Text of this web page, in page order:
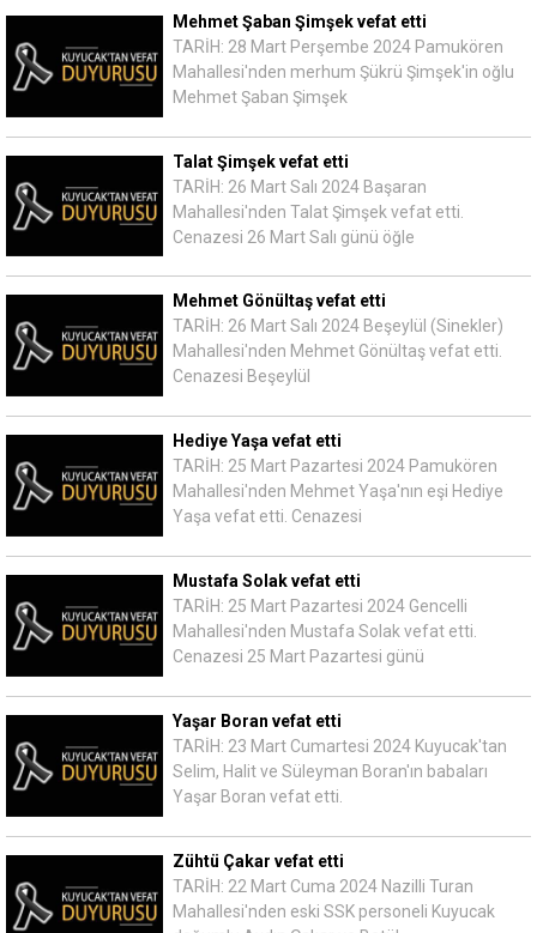
Mehmet Şaban Şimşek vefat etti
TARİH: 28 Mart Perşembe 2024 Pamukören
Mahallesi'nden merhum Şükrü Şimşek'in oğlu
Mehmet Şaban Şimşek
Talat Şimşek vefat etti
TARİH: 26 Mart Salı 2024 Başaran
Mahallesi'nden Talat Şimşek vefat etti.
Cenazesi 26 Mart Salı günü öğle
Mehmet Gönültaş vefat etti
TARİH: 26 Mart Salı 2024 Beşeylül (Sinekler)
Mahallesi'nden Mehmet Gönültaş vefat etti.
Cenazesi Beşeylül
Hediye Yaşa vefat etti
TARİH: 25 Mart Pazartesi 2024 Pamukören
Mahallesi'nden Mehmet Yaşa'nın eşi Hediye
Yaşa vefat etti. Cenazesi
Mustafa Solak vefat etti
TARİH: 25 Mart Pazartesi 2024 Gencelli
Mahallesi'nden Mustafa Solak vefat etti.
Cenazesi 25 Mart Pazartesi günü
Yaşar Boran vefat etti
TARİH: 23 Mart Cumartesi 2024 Kuyucak'tan
Selim, Halit ve Süleyman Boran'ın babaları
Yaşar Boran vefat etti.
Zühtü Çakar vefat etti
TARİH: 22 Mart Cuma 2024 Nazilli Turan
Mahallesi'nden eski SSK personeli Kuyucak